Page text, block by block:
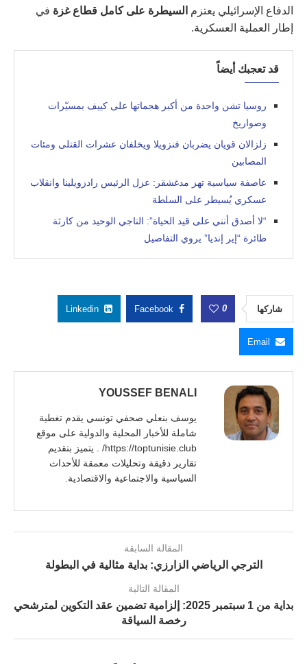
الدفاع الإسرائيلي يعتزم السيطرة على كامل قطاع غزة في
إطار العملية العسكرية.
قد تعجبك أيضاً
روسيا تشن واحدة من أكبر هجماتها على كييف بمسيّرات
وصواريخ
زلزالان قويان يضربان فنزويلا ويخلفان عشرات القتلى ومئات
المصابين
عاصفة سياسية تهز مدغشقر: عزل الرئيس رادزويلينا وانقلاب
عسكري يُسيطر على السلطة
“لا أصدق أنني على قيد الحياة”: الناجي الوحيد من كارثة
طائرة “إير إنديا” يروي التفاصيل
شاركها 0
Facebook
Linkedin
Email
YOUSSEF BENALI
يوسف بنعلي صحفي تونسي يقدم تغطية
شاملة للأخبار المحلية والدولية على موقع
https://toptunisie.club/ . يتميز بتقديم
تقارير دقيقة وتحليلات معمقة للأحداث
السياسية والاجتماعية والاقتصادية.
المقالة السابقة
الترجي الرياضي الزارزي: بداية مثالية في البطولة
المقالة التالية
بداية من 1 سبتمبر 2025: إلزامية تضمين عقد التكوين لمترشحي
رخصة السياقة